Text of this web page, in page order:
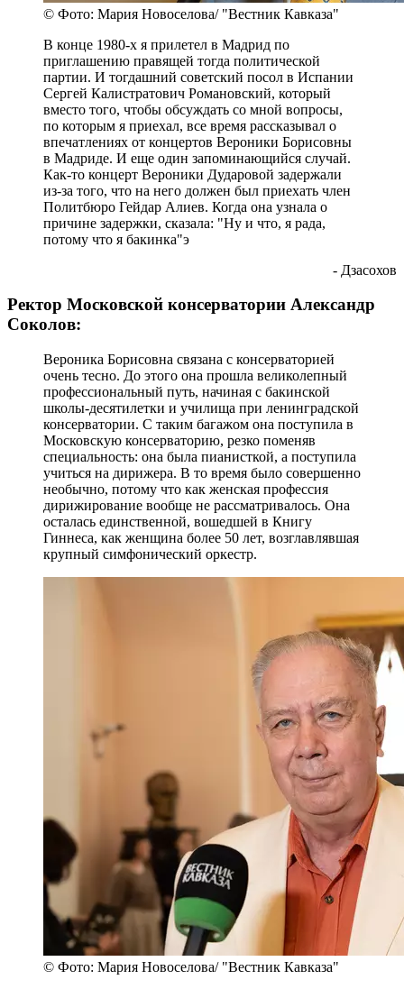
© Фото: Мария Новоселова/ "Вестник Кавказа"
В конце 1980-х я прилетел в Мадрид по
приглашению правящей тогда политической
партии. И тогдашний советский посол в Испании
Сергей Калистратович Романовский, который
вместо того, чтобы обсуждать со мной вопросы,
по которым я приехал, все время рассказывал о
впечатлениях от концертов Вероники Борисовны
в Мадриде. И еще один запоминающийся случай.
Как-то концерт Вероники Дударовой задержали
из-за того, что на него должен был приехать член
Политбюро Гейдар Алиев. Когда она узнала о
причине задержки, сказала: "Ну и что, я рада,
потому что я бакинка"э
- Дзасохов
Ректор Московской консерватории Александр
Соколов:
Вероника Борисовна связана с консерваторией
очень тесно. До этого она прошла великолепный
профессиональный путь, начиная с бакинской
школы-десятилетки и училища при ленинградской
консерватории. С таким багажом она поступила в
Московскую консерваторию, резко поменяв
специальность: она была пианисткой, а поступила
учиться на дирижера. В то время было совершенно
необычно, потому что как женская профессия
дирижирование вообще не рассматривалось. Она
осталась единственной, вошедшей в Книгу
Гиннеса, как женщина более 50 лет, возглавлявшая
крупный симфонический оркестр.
© Фото: Мария Новоселова/ "Вестник Кавказа"